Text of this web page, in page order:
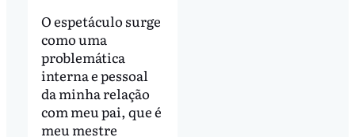
O espetáculo surge
como uma
problemática
interna e pessoal
da minha relação
com meu pai, que é
meu mestre